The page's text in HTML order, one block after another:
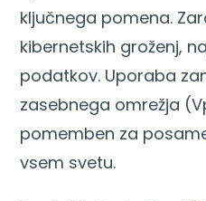
ključnega pomena.
kibernetskih groženj,
podatkov. Uporaba
zasebnega omrežja
pomemben za
vsem svetu.